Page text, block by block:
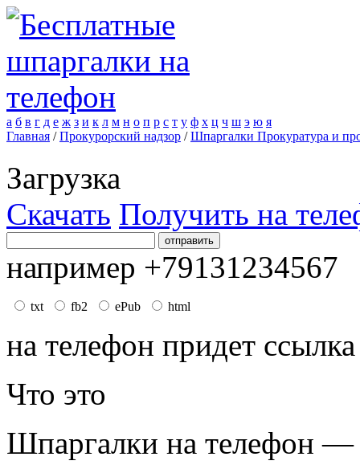
а б в г д е ж з и к л м н о п р с т у ф х ц ч ш э ю я
Главная /Прокурорский надзор /Шпаргалки Прокуратура и
Загрузка
Скачать Получить на
например +79131234567
txt fb2 ePub html
на телефон придет
Что это
Шпаргалки на телефон —